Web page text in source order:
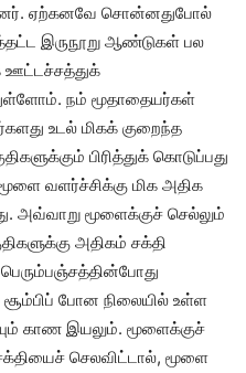
ஏற்கனவே சொன்னதுபோல்
இருநூறு ஆண்டுகள் பல
நம் மூதாதையர்கள்
உடல் மிகக் குறைந்த
பிரித்துக் கொடுப்பது
வளர்ச்சிக்கு மிக அதிக
அவ்வாறு மூளைக்குச் செல்லும்
அதிகம் சக்தி
சூம்பிப் போன நிலையில் உள்ள
காண இயலும். மூளைக்குச்
செலவிட்டால், மூளை